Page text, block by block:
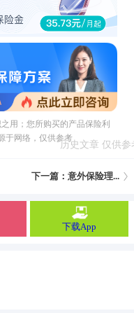
用；您所购买的产品保险利
于网络，仅供参考
下一篇：意外保险理...
下载App